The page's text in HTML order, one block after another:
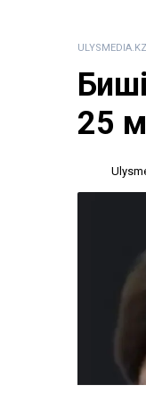
25